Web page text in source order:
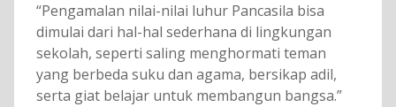
“Pengamalan nilai-nilai luhur Pancasila bisa
dimulai dari hal-hal sederhana di lingkungan
sekolah, seperti saling menghormati teman
yang berbeda suku dan agama, bersikap adil,
serta giat belajar untuk membangun bangsa.”